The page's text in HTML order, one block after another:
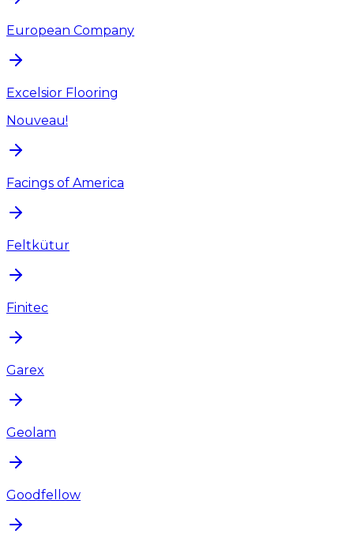
European Company
Excelsior Flooring
Nouveau!
Facings of America
Feltkütur
Finitec
Garex
Geolam
Goodfellow